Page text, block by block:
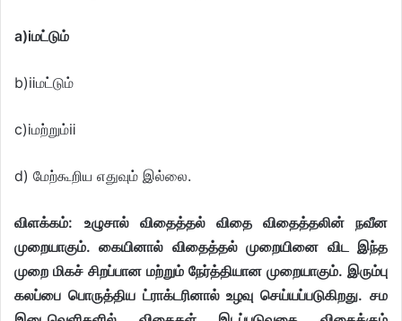
a)ⅰமட்டும்
b)ⅱமட்டும்
c)ⅰமற்றும்ⅱ
d) மேற்கூறிய எதுவும் இல்லை.
விளக்கம்:
உழுசால் விதைத்தல் விதை விதைத்தலின் நவீன
முறையாகும். கையினால் விதைத்தல் முறையினை விட இந்த
முறை மிகச் சிறப்பான மற்றும் நேர்த்தியான முறையாகும். இரும்பு
கலப்பை பொருத்திய ட்ராக்டரினால் உழவு செய்யப்படுகிறது. சம